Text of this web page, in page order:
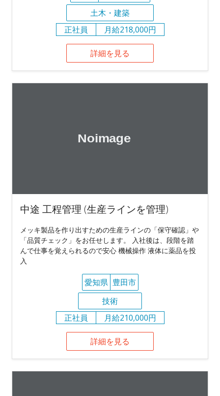
土木・建築
正社員
月給218,000円
詳細を見る
中途 工程管理 (生産ラインを管理)
メッキ製品を作り出すための生産ラインの「保守確認」や
「品質チェック」をお任せします。 入社後は、段階を踏
んで仕事を覚えられるので安心 機械操作 液体に薬品を投
入
愛知県 豊田市
技術
正社員
月給210,000円
詳細を見る